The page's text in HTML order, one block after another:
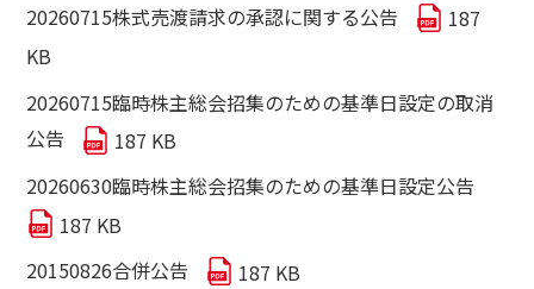
企業情報
IR情報
IR情報
サステナビリティ
IRライブラリ
財務状況
IRカレンダー
よくいただくご質問
IRポリシー
20260715株式売渡請求の承認に関する公告
187
KB
20260715臨時株主総会招集のための基準日設定の取消
公告
187 KB
20260630臨時株主総会招集のための基準日設定公告
187 KB
20150826合併公告
187 KB